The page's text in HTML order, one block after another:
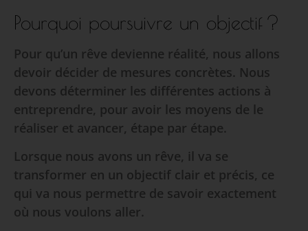
Pourquoi poursuivre un objectif ?
Pour qu’un rêve devienne réalité, nous allons
devoir décider de mesures concrètes. Nous
devons déterminer les différentes actions à
entreprendre, pour avoir les moyens de le
réaliser et avancer, étape par étape.
Lorsque nous avons un rêve, il va se
transformer en un objectif clair et précis, ce
qui va nous permettre de savoir exactement
où nous voulons aller.